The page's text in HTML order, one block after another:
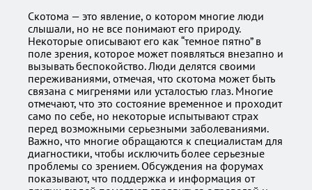
Скотома — это явление, о котором многие люди
слышали, но не все понимают его природу.
Некоторые описывают его как “темное пятно” в
поле зрения, которое может появляться внезапно и
вызывать беспокойство. Люди делятся своими
переживаниями, отмечая, что скотома может быть
связана с мигренями или усталостью глаз. Многие
отмечают, что это состояние временное и проходит
само по себе, но некоторые испытывают страх
перед возможными серьезными заболеваниями.
Важно, что многие обращаются к специалистам для
диагностики, чтобы исключить более серьезные
проблемы со зрением. Обсуждения на форумах
показывают, что поддержка и информация от